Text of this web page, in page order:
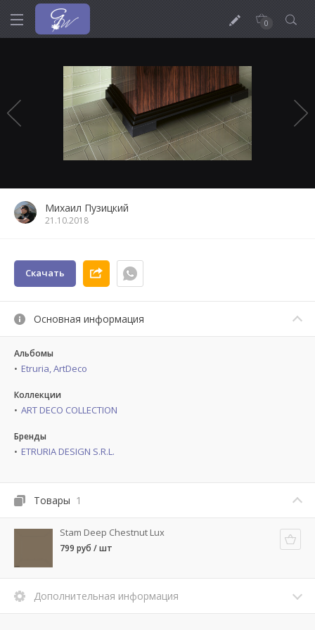
0
Михаил Пузицкий
21.10.2018
Скачать
Основная информация
Альбомы
Etruria, ArtDeco
Коллекции
ART DECO COLLECTION
Бренды
ETRURIA DESIGN S.R.L.
Товары 1
Stam Deep Chestnut Lux
799 руб / шт
Дополнительная информация